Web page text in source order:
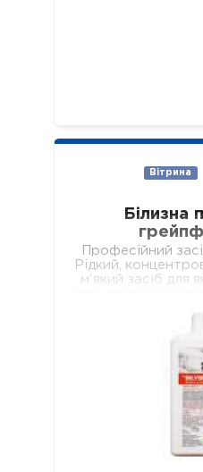
Вітрина
Білизна
Професійний
Рідкий,
м'який засіб для